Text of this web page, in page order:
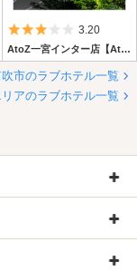
5つ星のうち3
3.20
AtoZ一宮インター店【AtoZ グループ】
市のラブホテル一覧
アのラブホテル一覧